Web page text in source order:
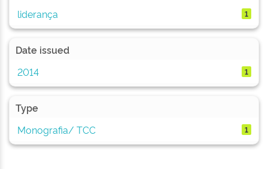
liderança 1
Date issued
2014
1
Type
Monografia/ TCC
1